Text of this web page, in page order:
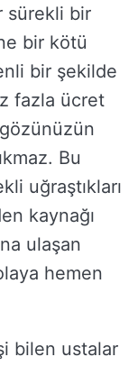
sürekli bir
bir kötü
bir şekilde
fazla ücret
Bu
uğraştıkları
kaynağı
ulaşan
hemen
bilen ustalar